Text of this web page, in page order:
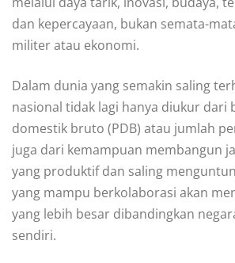
dan kepercayaan, bukan semata-
militer atau ekonomi.
Dalam dunia yang semakin saling
nasional tidak lagi hanya diukur dari
domestik bruto (PDB) atau jumlah
juga dari kemampuan membangun
yang produktif dan saling
yang mampu berkolaborasi akan
yang lebih besar dibandingkan
sendiri.